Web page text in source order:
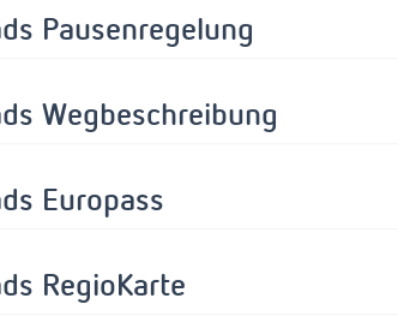
Pausenregelung
Wegbeschreibung
Europass
RegioKarte